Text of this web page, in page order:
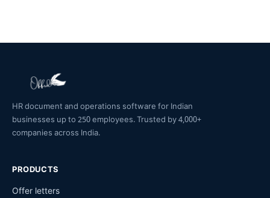
HR document and operations software for Indian
businesses up to 250 employees. Trusted by 4,000+
companies across India.
PRODUCTS
Offer letters